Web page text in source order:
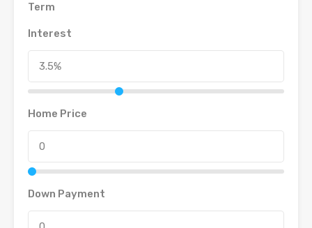
Term
Interest
Home Price
Down Payment